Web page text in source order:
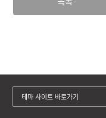
테마 사이트 바로가기